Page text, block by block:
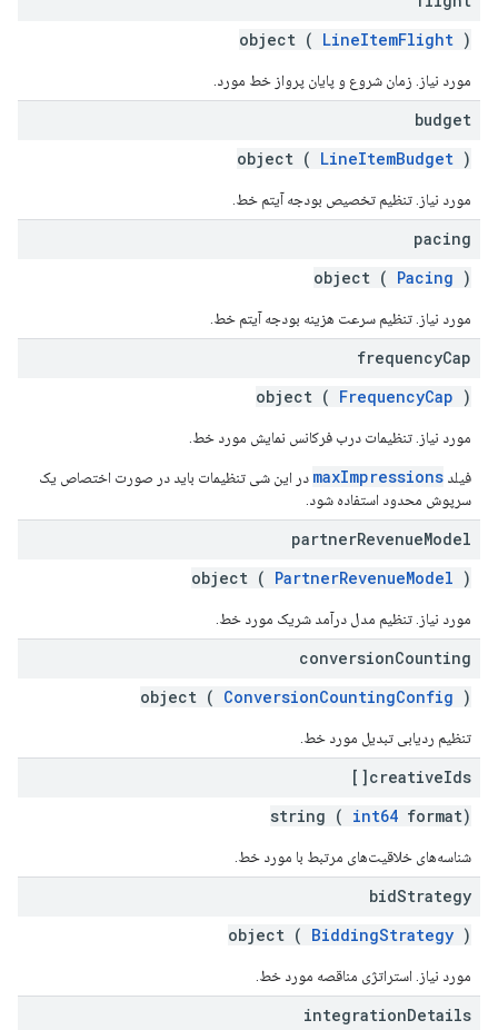
object ( LineItemFlight )
مورد نیاز. زمان شروع و پایان پرواز خط مورد.
budget
object ( LineItemBudget )
مورد نیاز. تنظیم تخصیص بودجه آیتم خط.
pacing
object ( Pacing )
مورد نیاز. تنظیم سرعت هزینه بودجه آیتم خط.
frequencyCap
object ( FrequencyCap )
مورد نیاز. تنظیمات درب فرکانس نمایش مورد خط.
فیلد maxImpressions در این شی تنظیمات باید در صورت اختصاص یک
سرپوش محدود استفاده شود.
partnerRevenueModel
object ( PartnerRevenueModel )
مورد نیاز. تنظیم مدل درآمد شریک مورد خط.
conversionCounting
object ( ConversionCountingConfig )
تنظیم ردیابی تبدیل مورد خط.
creativeIds[]
string ( int64 format)
شناسه‌های خلاقیت‌های مرتبط با مورد خط.
bidStrategy
object ( BiddingStrategy )
مورد نیاز. استراتژی مناقصه مورد خط.
integrationDetails